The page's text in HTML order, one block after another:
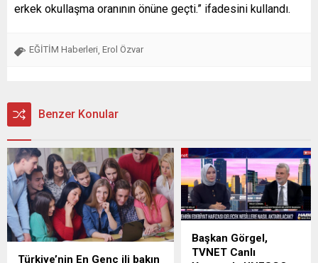
erkek okullaşma oranının önüne geçti.” ifadesini kullandı.
EĞİTİM Haberleri Erol Özvar
Benzer Konular
Türkiye’nin En Genç ili bakın
Başkan Görgel,
TVNET Canlı